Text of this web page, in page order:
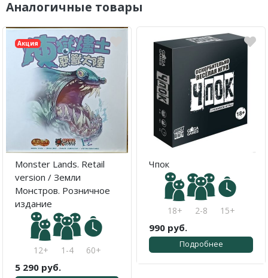
Аналогичные товары
Акция
Monster Lands. Retail
version / Земли
Монстров. Розничное
издание
12+ 1-4 60+
5 290 руб.
Чпок
18+ 2-8 15+
990 руб.
Подробнее